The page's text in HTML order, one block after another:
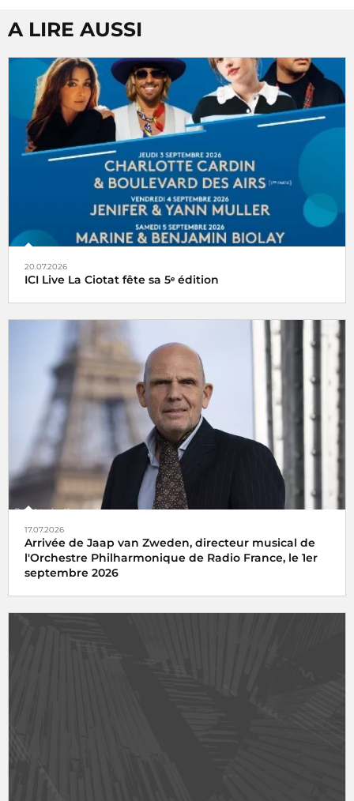
A LIRE AUSSI
20.07.2026
ICI Live La Ciotat fête sa 5ᵉ édition
17.07.2026
Arrivée de Jaap van Zweden, directeur musical de
l'Orchestre Philharmonique de Radio France, le 1er
septembre 2026